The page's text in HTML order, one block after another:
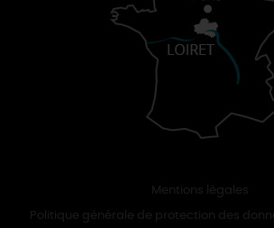
Mentions légales
Politique générale de protection des